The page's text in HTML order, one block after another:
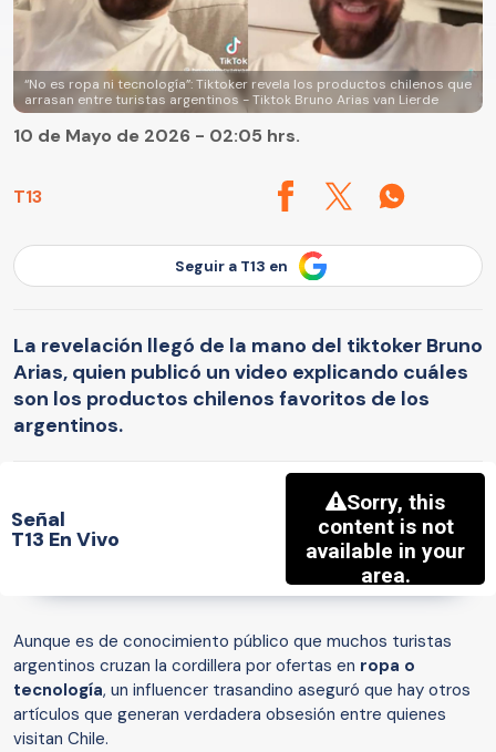
“No es ropa ni tecnología”: Tiktoker revela los productos chilenos que
arrasan entre turistas argentinos - Tiktok Bruno Arias van Lierde
T13
10 de Mayo de 2026 - 02:05 hrs.
Seguir a T13 en
La revelación llegó de la mano del tiktoker Bruno
Arias, quien publicó un video explicando cuáles
son los productos chilenos favoritos de los
argentinos.
Señal
T13 En Vivo
Aunque es de conocimiento público que muchos turistas
argentinos cruzan la cordillera por ofertas en ropa o
tecnología, un influencer trasandino aseguró que hay otros
artículos que generan verdadera obsesión entre quienes
visitan Chile.